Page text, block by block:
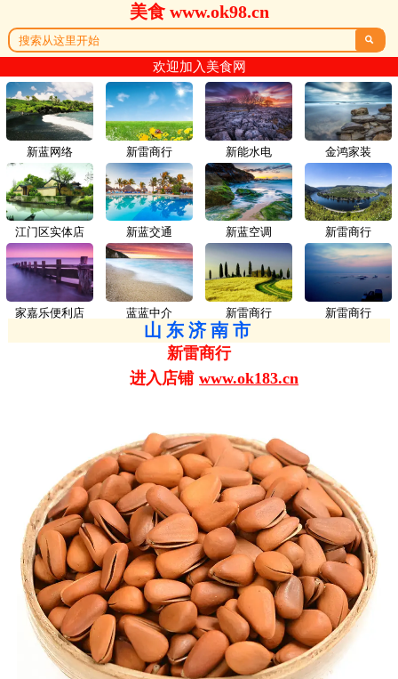
美食 www.ok98.cn

欢迎加入美食网
新蓝网络 新雷商行
江门区实体店 新蓝交通
家嘉乐便利店 蓝蓝中介
新能水电 金鸿家装
新蓝空调 新雷商行
新雷商行 新雷商行
山东济南市
新雷商行
进入店铺 www.ok183.cn